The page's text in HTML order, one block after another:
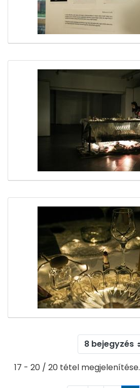
8 bejegyzés
17 - 20 / 20 tétel megjelenítése.